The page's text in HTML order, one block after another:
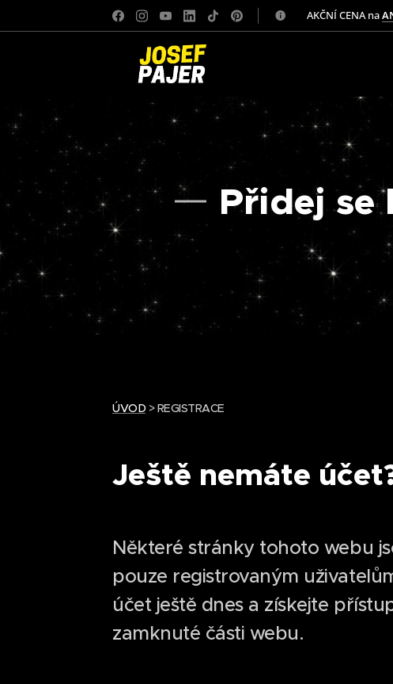
✅ AKČNÍ CENA na
Přidej se
ÚVOD > REGISTRACE
Ještě nemáte
Některé stránky tohoto webu
pouze registrovaným
účet ještě dnes a získejte
zamknuté části webu.